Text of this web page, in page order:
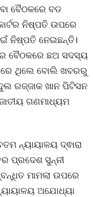
ବୈଠକରେ ବଡ
ନିଷ୍ପତି ଉପରେ
ନିଷ୍ପତି ନେଇଛନ୍ତି।
ବୈଠକରେ ଛଅ ସଦସ୍ୟ
ଥିଲେ ବୋଲି ଖବରରୁ
ରଜ୍ଜାକ ଖାନ ପିଟିସନ
ଗଣମାଧ୍ୟମ
ନ୍ୟାୟାଳୟ ଦ୍ଵାରା
ପ୍ରଦେଶ ସୁନ୍ନୀ
ମାମଲା ଉପରେ
ଅଯୋଧ୍ୟା